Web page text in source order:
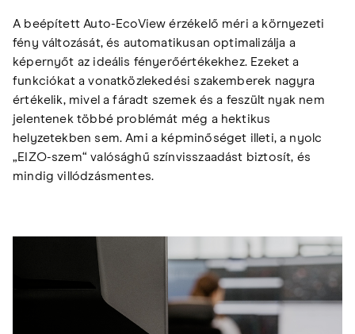
A beépített Auto-EcoView érzékelő méri a környezeti
fény változását, és automatikusan optimalizálja a
képernyőt az ideális fényerőértékekhez. Ezeket a
funkciókat a vonatközlekedési szakemberek nagyra
értékelik, mivel a fáradt szemek és a feszült nyak nem
jelentenek többé problémát még a hektikus
helyzetekben sem. Ami a képminőséget illeti, a nyolc
„EIZO-szem“ valósághű színvisszaadást biztosít, és
mindig villódzásmentes.